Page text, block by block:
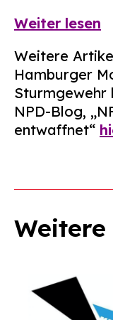
Weiter lesen
Weitere
Hamburger
Sturmgewehr
NPD-Blog,
entwaffnet“